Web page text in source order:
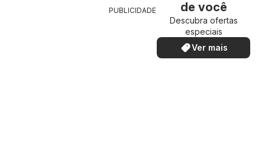
de você
Descubra ofertas
especiais
Ver mais
PUBLICIDADE